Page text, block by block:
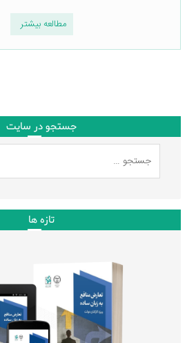
مطالعه بیشتر
جستجو در سایت
تازه ها